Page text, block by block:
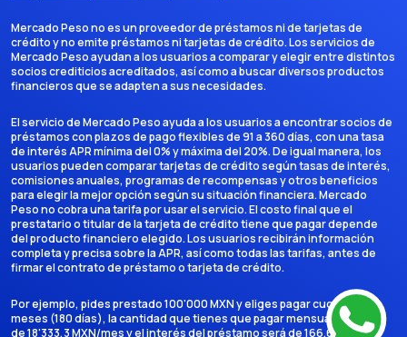
Mercado Peso no es un proveedor de préstamos ni de tarjetas de
crédito y no emite préstamos ni tarjetas de crédito. Los servicios de
Mercado Peso ayudan a los usuarios a comparar y elegir entre distintos
socios crediticios acreditados, así como a buscar diversos productos
financieros que se adapten a sus necesidades.
El servicio de Mercado Peso ayuda a los usuarios a encontrar socios de
préstamos con plazos de pago flexibles de 91 a 360 días, con una tasa
de interés APR mínima del 0% y máxima del 20%. De igual manera, los
usuarios pueden comparar tarjetas de crédito según tasas de interés,
comisiones anuales, programas de recompensas y otros beneficios
para elegir la mejor opción según su situación financiera. Mercado
Peso no cobra una tarifa por usar el servicio. El costo final que el
prestatario o titular de la tarjeta de crédito tiene que pagar depende
del producto financiero elegido. Los usuarios recibirán información
completa y precisa sobre la APR, así como todas las tarifas, antes de
firmar el contrato de préstamo o tarjeta de crédito.
Por ejemplo, pides prestado 100'000 MXN y eliges pagar cuotas en 6
meses (180 días), la cantidad que tienes que pagar mensualmente es
de 18'333,3 MXN/mes y el interés del préstamo será de 166.666,7